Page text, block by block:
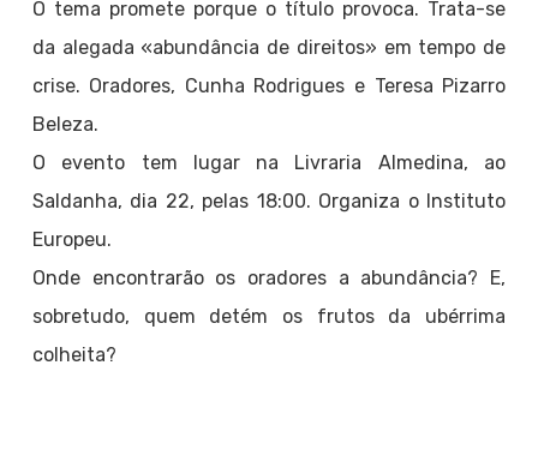
O tema promete porque o título provoca. Trata-se
da alegada «abundância de direitos» em tempo de
crise. Oradores, Cunha Rodrigues e Teresa Pizarro
Beleza.
O evento tem lugar na Livraria Almedina, ao
Saldanha, dia 22, pelas 18:00. Organiza o Instituto
Europeu.
Onde encontrarão os oradores a abundância? E,
sobretudo, quem detém os frutos da ubérrima
colheita?